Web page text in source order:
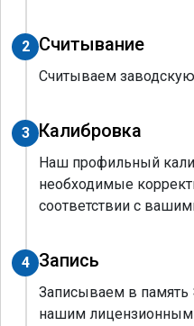
2 Считывание
Считываем
3 Калибровка
Наш профильный
необходимые
соответствии с
4 Запись
Записываем в
нашим